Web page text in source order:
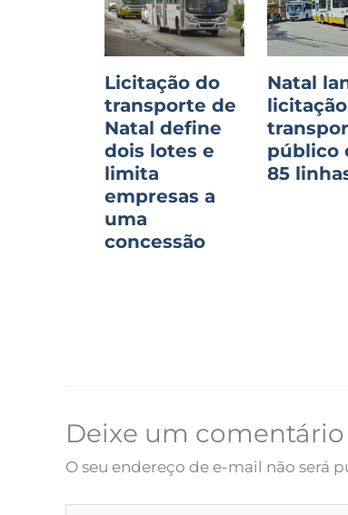
Licitação do
transporte de
Natal define
dois lotes e
limita
empresas a
uma
concessão
Natal
público
85
Deixe um comentário
O seu endereço de e-mail não será